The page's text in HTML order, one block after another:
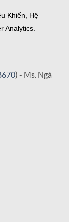
Khiển, Hệ
Analytics.
) - Ms. Ngà